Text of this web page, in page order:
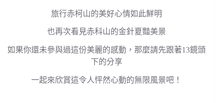
旅行赤柯山的美好心情如此鮮明
也再次看見赤科山的金針夏豔美景
如果你還未參與過這份美麗的感動，那麼請先跟著13鏡頭
下的分享
一起來欣賞這令人怦然心動的無限風景吧！